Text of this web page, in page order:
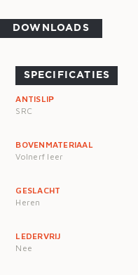
DOWNLOADS
SPECIFICATIES
ANTISLIP
SRC
BOVENMATERIAAL
Volnerf leer
GESLACHT
Heren
LEDERVRIJ
Nee